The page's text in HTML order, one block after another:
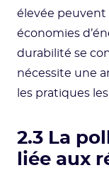
élevée peuvent
économies
durabilité se
nécessite une
les pratiques
2.3 La
liée aux